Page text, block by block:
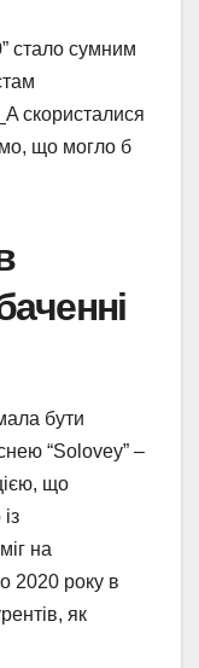
стало сумним
скористалися
що могло б
бути
“Solovey” –
що
на
2020 року в
як